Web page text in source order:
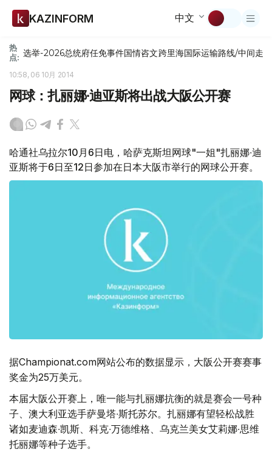
KAZINFORM 中文
热
点: 选举-2026总统府任免事件国情咨文跨里海国际运输路线/中间走廊
10:58, 06 10月 2014
网球：扎丽娜∙迪亚斯将出战大阪公开赛
哈通社乌拉尔10月6日电，哈萨克斯坦网球"一姐"扎丽娜∙迪
亚斯将于6日至12日参加在日本大阪市举行的网球公开赛。
据Сhampionat.com网站公布的数据显示，大阪公开赛赛事
奖金为25万美元。
本届大阪公开赛上，唯一能与扎丽娜抗衡的就是赛会一号种
子、澳大利亚选手萨曼塔∙斯托苏尔。扎丽娜有望轻松战胜
诸如麦迪森∙凯斯、科克∙万德维格、乌克兰美女艾莉娜∙思维
托丽娜等种子选手。